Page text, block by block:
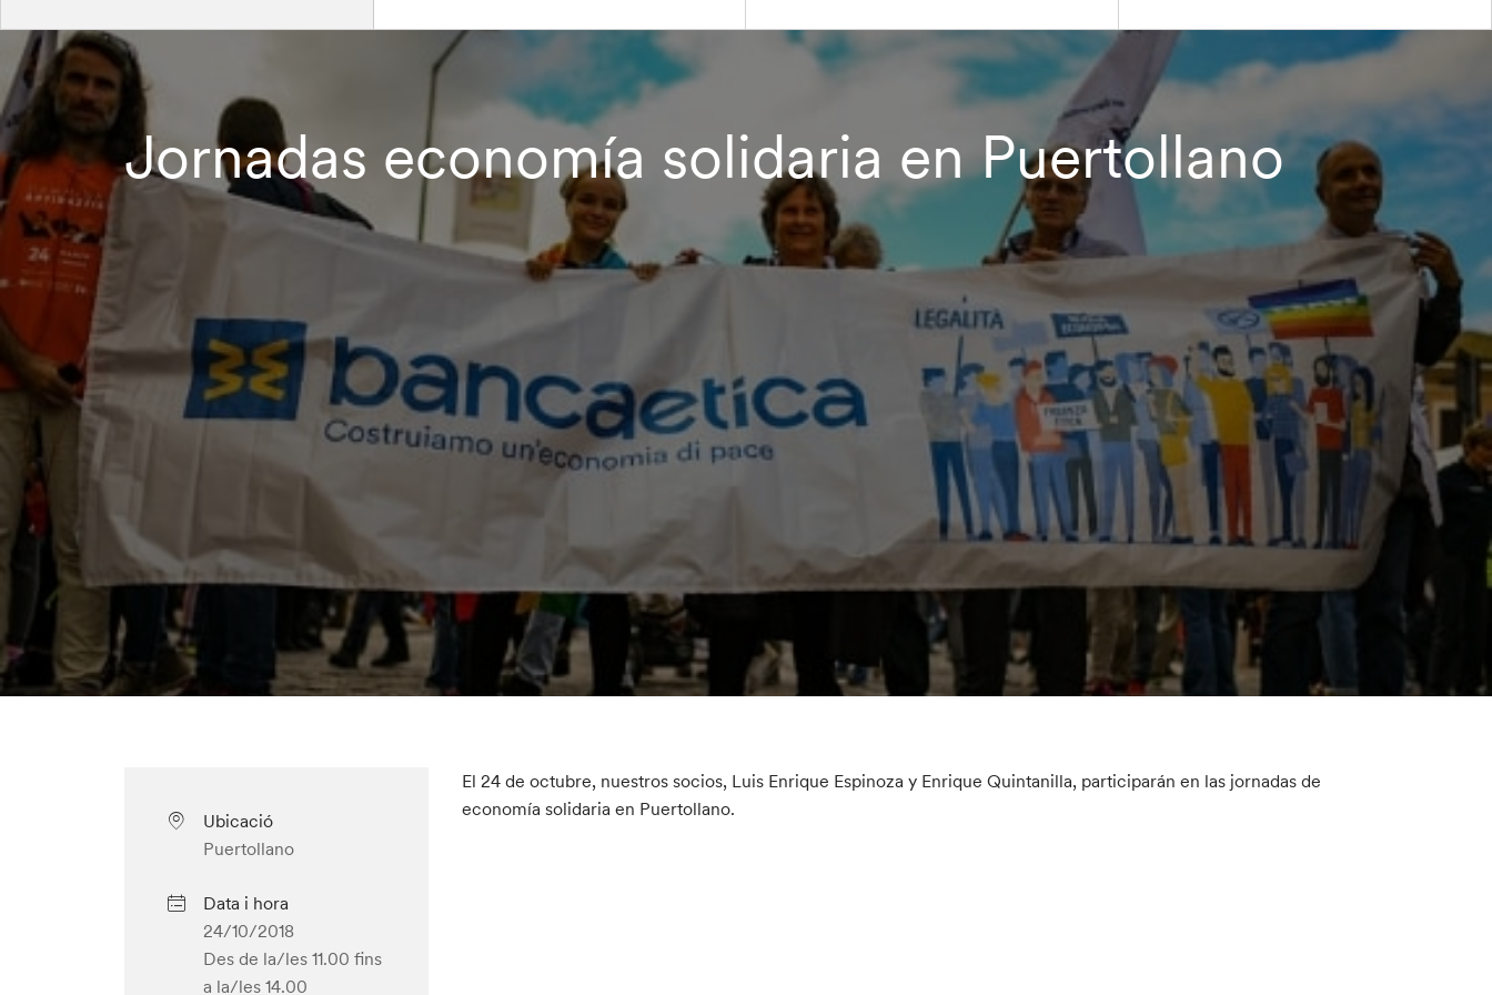
Jornadas economía solidaria en Puertollano
Ubicació
Puertollano
Data i hora
24/10/2018
Des de la/les 11.00 fins
a la/les 14.00
El 24 de octubre, nuestros socios, Luis Enrique Espinoza y Enrique Quintanilla, participarán en las jornadas de
economía solidaria en Puertollano.